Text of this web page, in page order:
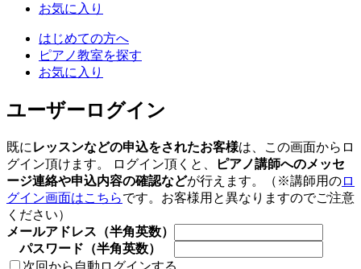
お気に入り
はじめての方へ
ピアノ教室を探す
お気に入り
ユーザーログイン
既に レッスンなどの申込をされたお客様は、この画面からロ
グイン頂けます。 ログイン頂くと、
ピアノ講師へのメッセ
ージ連絡や申込内容の確認などが行えます。（※講師用のロ
グイン画面はこちらです。お客様用と異なりますのでご注意
ください）
メールアドレス（半角英数）
パスワード（半角英数）
次回から自動ログインする